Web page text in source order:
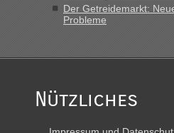
Der Getreidemarkt:
Probleme
Nützliches